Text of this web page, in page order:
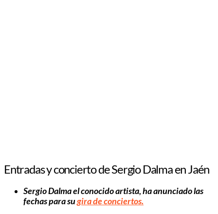
Entradas y concierto de Sergio Dalma en Jaén
Sergio Dalma el conocido artista, ha anunciado las
fechas para sugira de conciertos.